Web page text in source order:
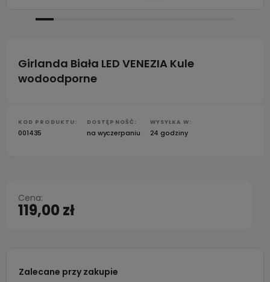
Girlanda Biała LED VENEZIA Kule
wodoodporne
KOD PRODUKTU:
001435
DOSTĘPNOŚĆ:
na wyczerpaniu
WYSYŁKA W:
24 godziny
Cena:
119,00 zł
Zalecane przy zakupie